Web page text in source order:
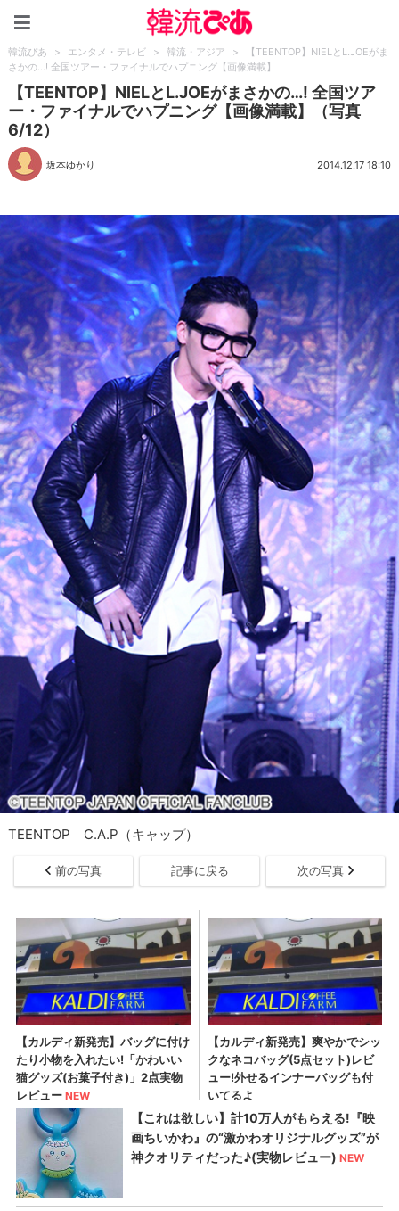
韓流ぴあ > エンタメ・テレビ > 韓流・アジア >
【TEENTOP】NIELとL.JOEがま
さかの…! 全国ツアー・ファイナルでハプニング【画像満載】
【TEENTOP】NIELとL.JOEがまさかの…! 全国ツア
ー・ファイナルでハプニング【画像満載】（写真
6/12）
坂本ゆかり 2014.12.17 18:10
TEENTOP C.A.P（キャップ）
前の写真 記事に戻る 次の写真